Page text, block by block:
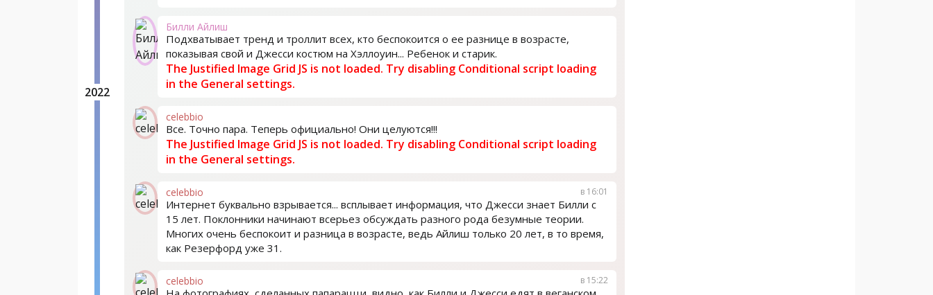
2022
Билли Айлиш
Подхватывает тренд и троллит всех, кто беспокоится о ее разнице в возрасте,
показывая свой и Джесси костюм на Хэллоуин... Ребенок и старик.
The Justified Image Grid JS is not loaded. Try disabling Conditional script loading
in the General settings.
celebbio
Все. Точно пара. Теперь официально! Они целуются!!!
The Justified Image Grid JS is not loaded. Try disabling Conditional script loading
in the General settings.
celebbio в 16:01
Интернет буквально взрывается... всплывает информация, что Джесси знает Билли с
15 лет. Поклонники начинают всерьез обсуждать разного рода безумные теории.
Многих очень беспокоит и разница в возрасте, ведь Айлиш только 20 лет, в то время,
как Резерфорд уже 31.
celebbio в 15:22